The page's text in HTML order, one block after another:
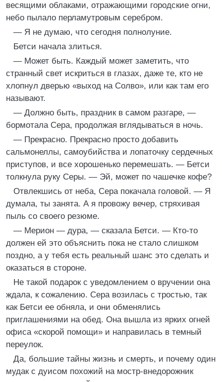
весящими облаками, отражающими городские огни,
небо пылало перламутровым серебром.
— Я не думаю, что сегодня полнолуние.
Бетси начала злиться.
— Может быть. Каждый может заметить, что
странный свет искриться в глазах, даже те, кто не
хлопнул дверью «выход на Солво», или как там его
называют.
— Должно быть, праздник в самом разгаре, —
бормотала Сера, продолжая вглядываться в ночь.
— Прекрасно. Прекрасно просто добавить
сальмонеллы, самоубийства и лопаточку сердечных
приступов, и все хорошенько перемешать. — Бетси
толкнула руку Серы. — Эй, может по чашечке кофе?
Отвлекшись от неба, Сера покачала головой. — Я
думала, ты занята. А я провожу вечер, стряхивая
пыль со своего резюме.
— Мерион — дура, — сказала Бетси. — Кто-то
должен ей это объяснить пока не стало слишком
поздно, а у тебя есть реальный шанс это сделать и
оказаться в стороне.
Не такой подарок с уведомлением о вручении она
ждала, к сожалению. Сера возилась с тростью, так
как Бетси ее обняла, и они обменялись
приглашениями на обед. Она вышла из ярких огней
офиса «скорой помощи» и направилась в темный
переулок.
Да, большие тайны жизнь и смерть, и почему один
мудак с дуисом похожий на мостр-внедорожник